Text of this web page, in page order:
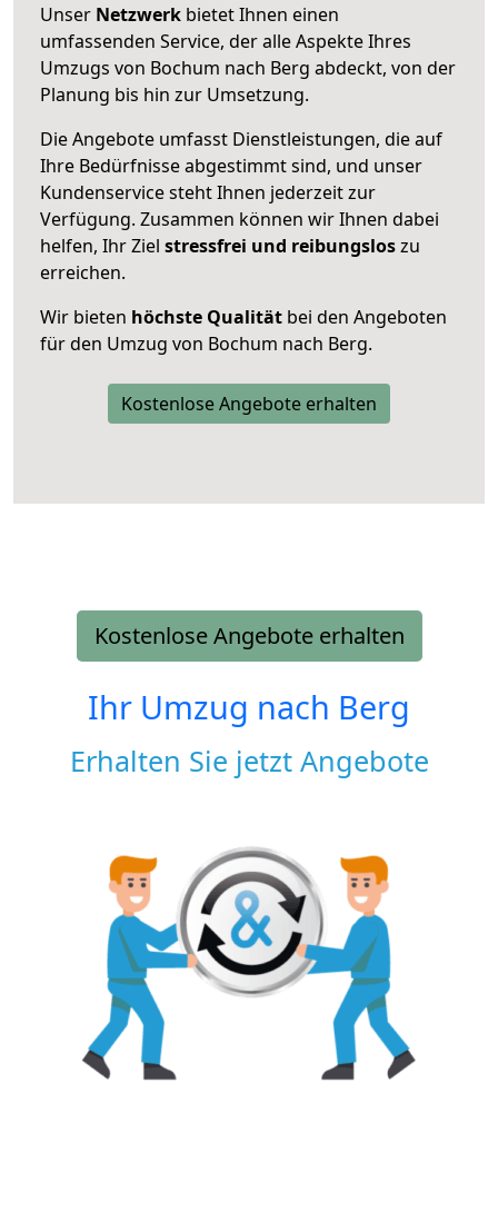
Unser Netzwerk bietet Ihnen einen
umfassenden Service, der alle Aspekte Ihres
Umzugs von Bochum nach Berg abdeckt, von der
Planung bis hin zur Umsetzung.
Die Angebote umfasst Dienstleistungen, die auf
Ihre Bedürfnisse abgestimmt sind, und unser
Kundenservice steht Ihnen jederzeit zur
Verfügung. Zusammen können wir Ihnen dabei
helfen, Ihr Ziel stressfrei und reibungsloszu
erreichen.
Wir bieten höchste Qualität bei den Angeboten
für den Umzug von Bochum nach Berg.
Kostenlose Angebote erhalten
Kostenlose Angebote erhalten
Ihr Umzug nach Berg
Erhalten Sie jetzt Angebote